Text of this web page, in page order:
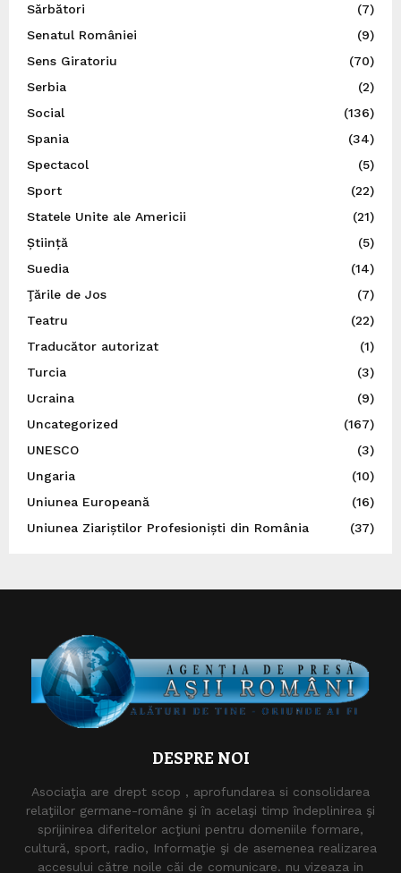
Sărbători
(7)
Senatul României
(9)
Sens Giratoriu
(70)
Serbia
(2)
Social
(136)
Spania
(34)
Spectacol
(5)
Sport
(22)
Statele Unite ale Americii
(21)
Știință
(5)
Suedia
(14)
Ţările de Jos
(7)
Teatru
(22)
Traducător autorizat
(1)
Turcia
(3)
Ucraina
(9)
Uncategorized
(167)
UNESCO
(3)
Ungaria
(10)
Uniunea Europeană
(16)
Uniunea Ziariștilor Profesioniști din România
(37)
DESPRE NOI
Asociaţia are drept scop , aprofundarea si consolidarea
relaţiilor germane-române şi în acelaşi timp îndeplinirea şi
sprijinirea diferitelor acţiuni pentru domeniile formare,
cultură, sport, radio, Informaţie şi de asemenea realizarea
accesului către noile căi de comunicare. nu vizeaza in